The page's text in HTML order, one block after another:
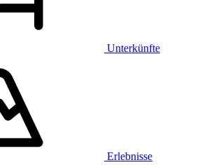
Unterkünfte
Erlebnisse